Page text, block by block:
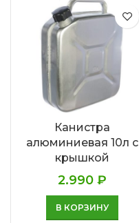
Канистра
алюминиевая 10л с
крышкой
2.990 ₽
В КОРЗИНУ